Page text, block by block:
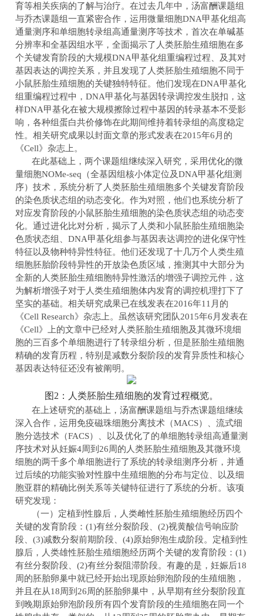
育等相关疾病的了解与治疗。在过去几年中，汤富酬课题组
与乔杰课题组一直紧密合作，运用微量细胞DNA甲基化组高
通量测序和单细胞转录组高通量测序等技术，首次在单碱基
分辨率和全基因组水平，全面揭示了人类胚胎生殖细胞在多
个关键发育阶段的大规模DNA甲基化组重编程过程、及其对
基因表达的调控关系，并且发现了人类胚胎生殖细胞不同于
小鼠胚胎生殖细胞的关键独特特征。他们发现在DNA甲基化
组重编程过程中， DNA甲基化与基因转录调控发生脱扣，这
样DNA甲基化在被大规模擦除过程中基因的转录基本不受影
响，各种组蛋白共价修饰在此期间维持着转录组的高度稳定
性。相关研究成果以封面文章的形式发表在2015年6 月的
《Cell》杂志上。
在此基础上，两个课题组继续深入研究，采用优化的微
量细胞NOMe-seq （全基因组核小体定位及DNA甲基化组测
序）技术，系统分析了人类胚胎生殖细胞多个关键发育阶段
的染色质状态组的动态变化。作为对照，他们也系统分析了
对应发育阶段的小鼠胚胎生殖细胞的染色质状态组的动态变
化。通过进化比对分析，揭示了人类和小鼠胚胎生殖细胞染
色质状态组、 DNA甲基化组参与基因表达调控的进化保守性
特征以及物种特异性特征。他们还发现了十几万个人类生殖
细胞胚胎阶段特异性的开放染色质区域，推测其中大部分为
全新的人类胚胎生殖细胞特异性激活的增强子调控元件，这
为解析增强子对于人类生殖细胞体内发育的调控机理打下了
坚实的基础。相关研究成果已在线发表在2016年11 月的
《Cell Research》杂志上。虽然该研究团队2015年6 月发表在
《Cell》上的文章中已经对人类胚胎生殖细胞及其微环境细
胞的三百多个单细胞进行了转录组分析，但是胚胎生殖细胞
精确的发育历程，特别是减数分裂阶段的发育异质性和核心
基因表达特征还没有被阐明。
图2：人类胚胎生殖细胞的发育过程概览。
在上述研究的基础上，汤富酬课题组与乔杰课题组继续
深入合作，运用免疫磁珠细胞分离技术（MACS）、流式细
胞分选技术（FACS）、以及优化了的单细胞转录组高通量测
序技术对从妊娠4周到 26周的人类胚胎生殖细胞及其微环境
细胞的两千多个单细胞进行了系统的转录组测序分析，并通
过后续的功能实验对性腺中生殖细胞的分布与定位、以及细
胞亚群的精确比例关系等关键特征进行了系统的分析。该项
研究发现：
（一）定植到性腺后，人类雌性胚胎生殖细胞经历四个
关键的发育阶段： (1)有丝分裂阶段、 (2)视黄酸信号响应阶
段、 (3)减数分裂前期阶段、 (4)原始卵泡生成阶段。定植到性
腺后，人类雄性胚胎生殖细胞经历两个关键的发育阶段： (1)
有丝分裂阶段、 (2)有丝分裂阻滞阶段。有趣的是，妊娠后18
周的胚胎卵巢中就已经开始出现原始卵泡阶段的生殖细胞，
并且在从18周到 26周的胚胎卵巢中，从早期有丝分裂阶段直
到晚期原始卵泡阶段所有四个发育阶段的生殖细胞在同一个